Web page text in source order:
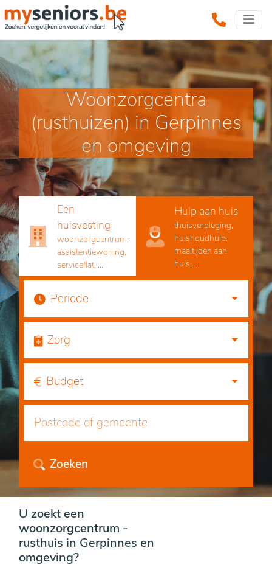
Woonzorgcentra
(rusthuizen) in Gerpinnes
en omgeving
Een
huisvesting
woonzorgcentrum,
assistentiewoning,
serviceflat, ...
Hulp aan huis
thuisverpleging,
huishoudhulp,
maaltijden aan
huis, ...
Periode
Zorg
Budget
Zoeken
U zoekt een
woonzorgcentrum -
rusthuis in Gerpinnes en
omgeving?